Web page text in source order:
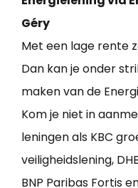
Géry
Met een lage rente
Dan kan je onder
maken van de
Kom je niet in
leningen als KBC
veiligheidslening,
BNP Paribas Fortis